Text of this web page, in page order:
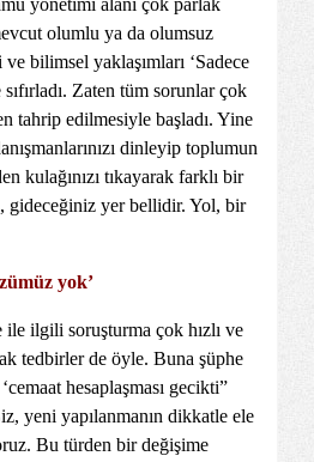
yönetimi alanı çok parlak
olumlu ya da olumsuz
bilimsel yaklaşımları ‘Sadece
Zaten tüm sorunlar çok
tahrip edilmesiyle başladı. Yine
dinleyip toplumun
kulağınızı tıkayarak farklı bir
gideceğiniz yer bellidir. Yol, bir
yok’
ile ilgili soruşturma çok hızlı ve
tedbirler de öyle. Buna şüphe
hesaplaşması gecikti”
yeni yapılanmanın dikkatle ele
Bu türden bir değişime